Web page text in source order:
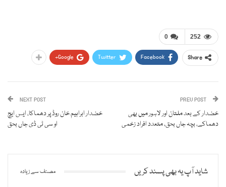
0 252
Share
Facebook
Twitter
Google+
خضدار کے بعد ملتان اور لاہور میں بھی
دھماکے، بچہ جاں بحق، متعدد افراد زخمی
NEXT POST
خضدار ابراہیم خان روڈ پر دھماکا، ایس ایچ
او سی ٹی ڈی جاں بحق
شاید آپ یہ بھی پسند کریں مصنف سے زیادہ